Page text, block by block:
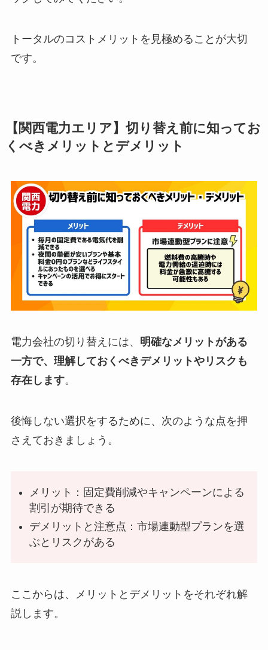
トータルのコストメリットを見極めることが大切
です。
【関西電力エリア】切り替え前に知ってお
くべきメリットとデメリット
電力会社の切り替えには、 明確なメリットがある
一方で、理解しておくべきデメリットやリスクも
存在します。
後悔しない選択をするために、次のような点を押
さえておきましょう。
メリット：固定費削減やキャンペーンによる
割引が期待できる
デメリットと注意点：市場連動型プランを選
ぶとリスクがある
ここからは、メリットとデメリットをそれぞれ解
説します。